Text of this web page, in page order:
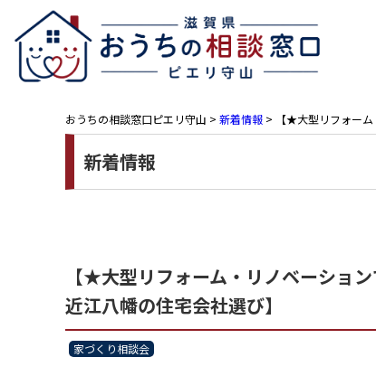
おうちの相談窓口ピエリ守山 > 新着情報 > 【★大型リフォー
新着情報
【★大型リフォーム・リノベーショ
近江八幡の住宅会社選び】
家づくり相談会